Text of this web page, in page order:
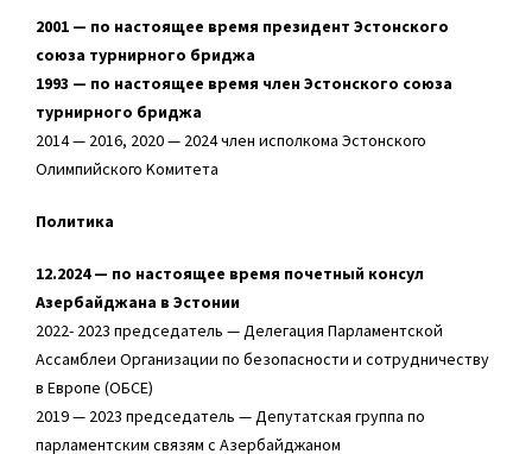
2001 — по настоящее время президент Эстонского
союза турнирного бриджа
1993 — по настоящее время член Эстонского союза
турнирного бриджа
2014 — 2016, 2020 — 2024 член исполкома Эстонского
Oлимпийского Kомитета
Политика
12.2024 — по настоящее время почетный консул
Азербайджана в Эстонии
2022- 2023 председатель — Делегация Парламентской
Aссамблеи Организации по безопасности и сотрудничеству
в Европе (ОБСЕ)
2019 — 2023 председатель — Депутатская группа по
парламентским связям с Азербайджаном